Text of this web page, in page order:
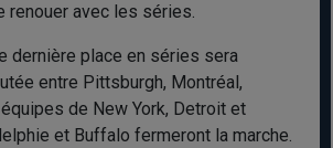
renouer avec les séries.
dernière place en séries sera
entre Pittsburgh, Montréal,
de New York, Detroit et
et Buffalo fermeront la marche.